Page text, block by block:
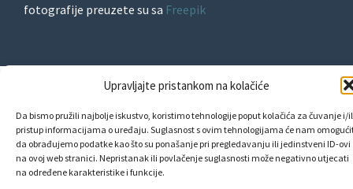
Upravljajte pristankom na kolačiće
Da bismo pružili najbolje iskustvo, koristimo tehnologije poput kolačića za čuvanje i/
pristup informacijama o uređaju. Suglasnost s ovim tehnologijama će nam
da obrađujemo podatke kao što su ponašanje pri pregledavanju ili jedinstveni ID-ovi
na ovoj web stranici. Nepristanak ili povlačenje suglasnosti može negativno utjecati
na određene karakteristike i funkcije.
fotografije preuzete su sa Freepik